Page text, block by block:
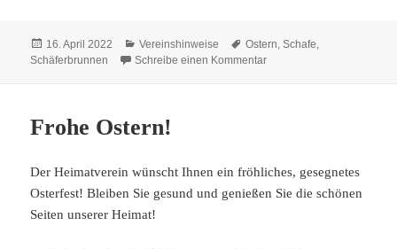
Veröffentlicht
am
16. April 2022 Kategorien
Vereinshinweise Schlagwörter
Ostern ,Schafe
Schäferbrunnen
Schreibe einen Kommentarzu Frohe Ostern!
Frohe Ostern!
Der Heimatverein wünscht Ihnen ein fröhliches, gesegnetes
Osterfest! Bleiben Sie gesund und genießen Sie die schönen
Seiten unserer Heimat!